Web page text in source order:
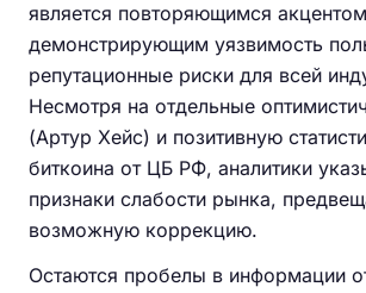
является повторяющимся
демонстрирующим уязвимость
репутационные риски для всей
Несмотря на отдельные
(Артур Хейс) и позитивную
биткоина от ЦБ РФ, аналитики
признаки слабости рынка,
возможную коррекцию.
Остаются пробелы в информации